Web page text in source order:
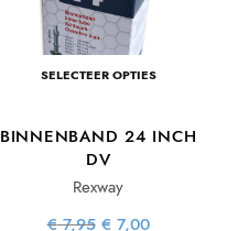
SELECTEER OPTIES
BINNENBAND 24 INCH
DV
Rexway
€7,95 Oorspronkelijke
€ 7,00Huidige